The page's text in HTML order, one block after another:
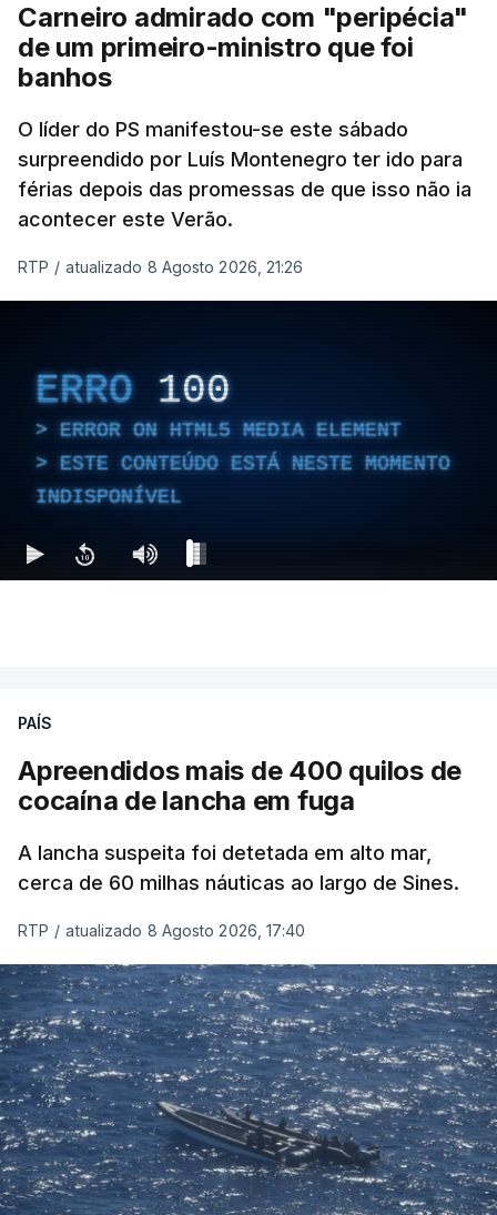
Carneiro admirado com "peripécia"
de um primeiro-ministro que foi
banhos
O líder do PS manifestou-se este sábado
surpreendido por Luís Montenegro ter ido para
férias depois das promessas de que isso não ia
acontecer este Verão.
RTP / atualizado 8 Agosto 2026, 21:26
ERRO 100
ERROR ON HTML5 MEDIA ELEMENT
ESTE CONTEÚDO ESTÁ NESTE MOMENTO
INDISPONÍVEL
PAÍS
Apreendidos mais de 400 quilos de
cocaína de lancha em fuga
A lancha suspeita foi detetada em alto mar,
cerca de 60 milhas náuticas ao largo de Sines.
RTP / atualizado 8 Agosto 2026, 17:40